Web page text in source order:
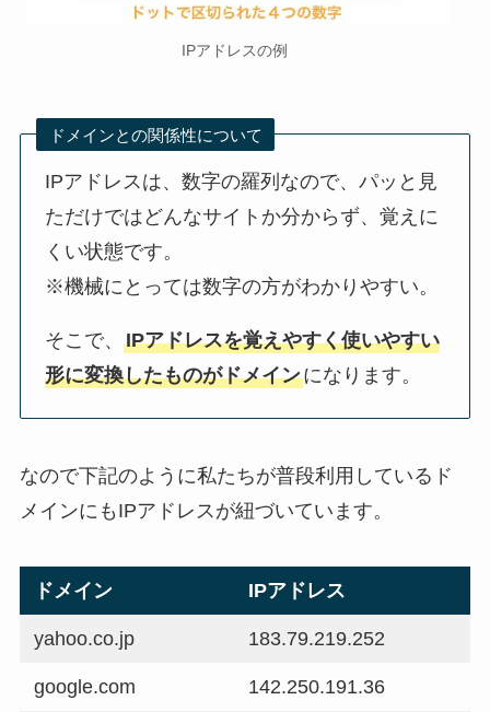
IPアドレスの例
ドメインとの関係性について
IPアドレスは、数字の羅列なので、パッと見
ただけではどんなサイトか分からず、覚えに
くい状態です。
※機械にとっては数字の方がわかりやすい。
そこで、IPアドレスを覚えやすく使いやすい
形に変換したものがドメインになります。
なので下記のように私たちが普段利用しているド
メインにもIPアドレスが紐づいています。
ドメイン IPアドレス
yahoo.co.jp 183.79.219.252
google.com 142.250.191.36